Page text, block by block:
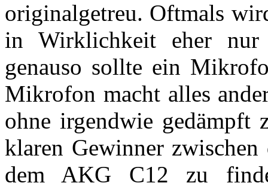
originalgetreu. Oftmals
in Wirklichkeit eher
genauso sollte ein
Mikrofon macht alles
ohne irgendwie gedämpft
klaren Gewinner
dem AKG C12 zu